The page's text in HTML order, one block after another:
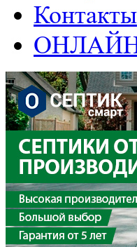
Контакты
ОНЛАЙН